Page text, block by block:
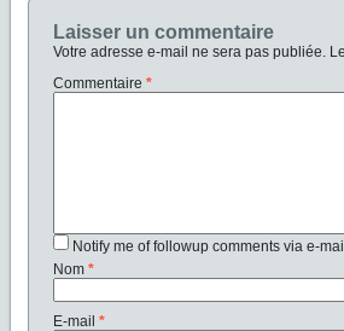
Laisser un commentaire
Votre adresse e-mail ne sera pas publiée.
Commentaire *
Notify me of followup comments via e-mail
Nom *
E-mail *